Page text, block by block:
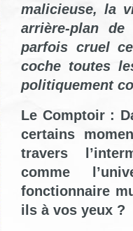
malicieuse, la
arrière-plan
parfois cruel
coche toutes
politiquement
Le Comptoir :
certains
travers
comme
fonctionnaire
ils à vos yeux ?